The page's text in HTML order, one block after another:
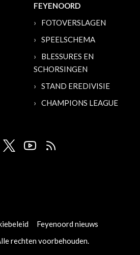
FEYENOORD
FOTOVERSLAGEN
SPEELSCHEMA
BLESSURES EN
SCHORSINGEN
STAND EREDIVISIE
CHAMPIONS LEAGUE
Feyenoord nieuws
rechten voorbehouden.